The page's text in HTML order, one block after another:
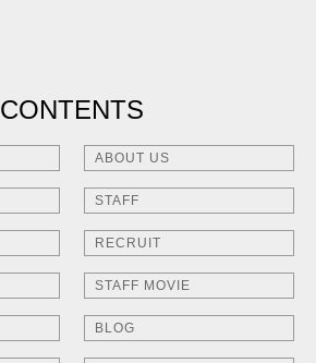
CONTENTS
ABOUT US
STAFF
RECRUIT
STAFF MOVIE
BLOG